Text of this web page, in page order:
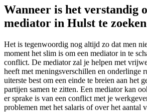
Wanneer is het verstandig
mediator in Hulst te zoeken
Het is tegenwoordig nog altijd zo dat men
moment het slim is om een mediator in te
conflict. De mediator zal je helpen met
heeft met meningsverschillen en onderlinge
uiterste best om een einde te breien aan het
partijen samen te zitten. Een mediator kan
er sprake is van een conflict met je
problemen met het salaris of over het aantal